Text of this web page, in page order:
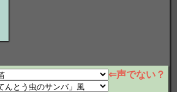
⇐声でない？